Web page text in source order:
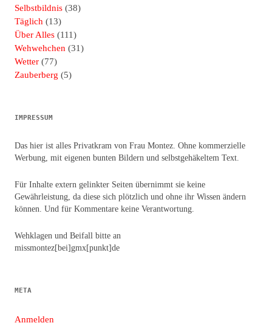
Selbstbildnis (38)
Täglich (13)
Über Alles (111)
Wehwehchen (31)
Wetter (77)
Zauberberg (5)
IMPRESSUM
Das hier ist alles Privatkram von Frau Montez. Ohne kommerzielle
Werbung, mit eigenen bunten Bildern und selbstgehäkeltem Text.
Für Inhalte extern gelinkter Seiten übernimmt sie keine
Gewährleistung, da diese sich plötzlich und ohne ihr Wissen ändern
können. Und für Kommentare keine Verantwortung.
Wehklagen und Beifall bitte an
missmontez[bei]gmx[punkt]de
META
Anmelden